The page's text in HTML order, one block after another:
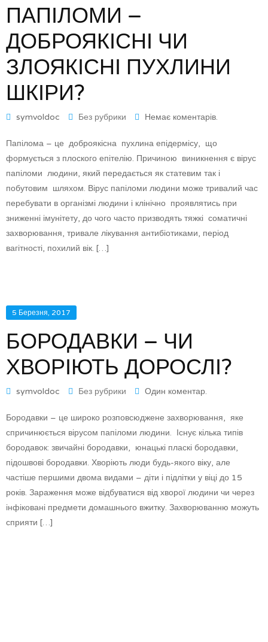
ПАПІЛОМИ –
ДОБРОЯКІСНІ ЧИ
ЗЛОЯКІСНІ ПУХЛИНИ
ШКІРИ?
symvoldoc Без рубрики Немає коментарів.
Папілома – це доброякісна пухлина епідермісу, що
формується з плоского епітелію. Причиною виникнення є вірус
папіломи людини, який передається як статевим так і
побутовим шляхом. Вірус папіломи людини може тривалий час
перебувати в організмі людини і клінічно проявлятись при
зниженні імунітету, до чого часто призводять тяжкі соматичні
захворювання, тривале лікування антибіотиками, період
вагітності, похилий вік. […]
5 Березня, 2017
БОРОДАВКИ – ЧИ
ХВОРІЮТЬ ДОРОСЛІ?
symvoldoc Без рубрики Один коментар.
Бородавки – це широко розповсюджене захворювання, яке
спричинюється вірусом папіломи людини. Існує кілька типів
бородавок: звичайні бородавки, юнацькі пласкі бородавки,
підошвові бородавки. Хворіють люди будь-якого віку, але
частіше першими двома видами – діти і підлітки у віці до 15
років. Зараження може відбуватися від хворої людини чи через
інфіковані предмети домашнього вжитку. Захворюванню можуть
сприяти […]